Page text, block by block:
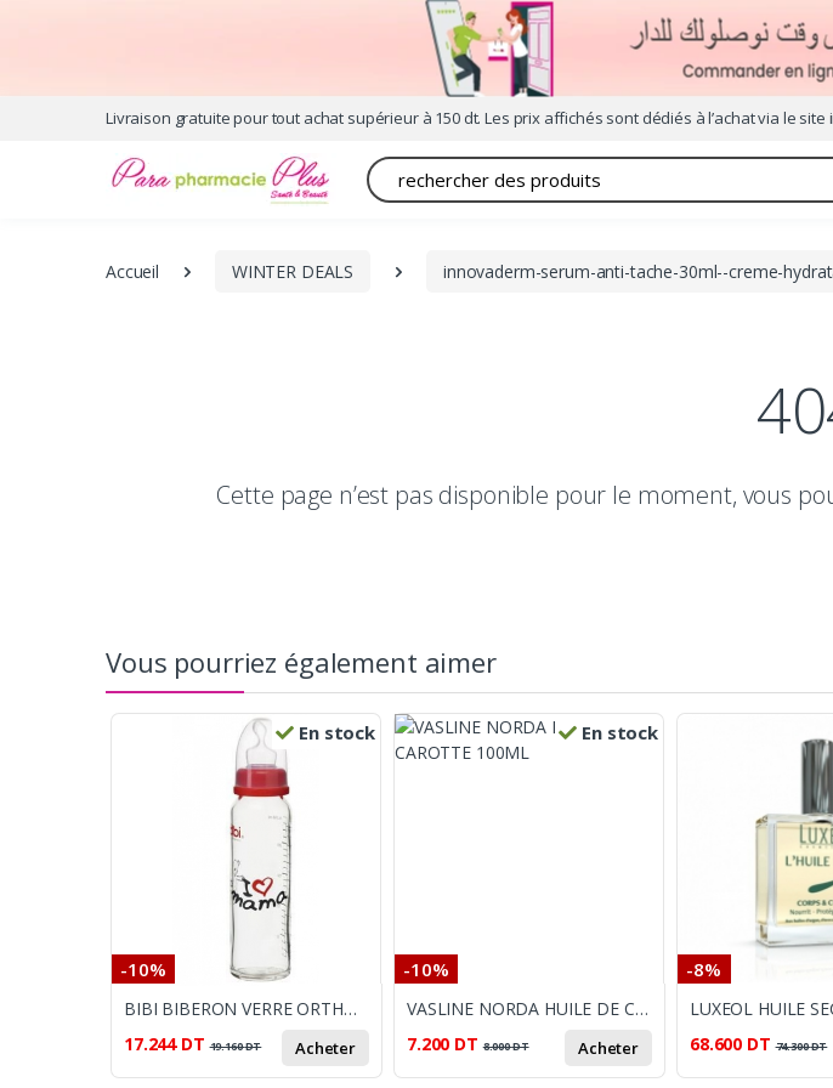
Livraison gratuite pour tout achat supérieur à 150 dt. Les prix affichés sont dédiés à l’achat via le site
Recherche
Accueil WINTER DEALS innovaderm-serum-anti-tache-30ml--creme-
Cette page n’est pas disponible pour le moment, vous
Vous pourriez également aimer
En stock
-10%
BIBI BIBERON VERRE ORTHO 240 ML
17.244 DT 19.160DT Acheter
En stock
-10%
VASLINE NORDA HUILE DE CAROTTE 100ML
7.200 DT 8.000DT Acheter
-8%
68.600 DT 74.300DT